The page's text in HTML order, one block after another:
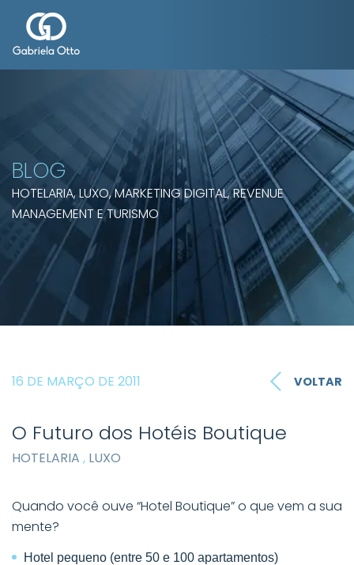
BLOG
HOTELARIA, LUXO, MARKETING DIGITAL, REVENUE
MANAGEMENT E TURISMO
16 DE MARÇO DE 2011 VOLTAR
O Futuro dos Hotéis Boutique
HOTELARIA , LUXO
Quando você ouve “Hotel Boutique” o que vem a sua
mente?
Hotel pequeno (entre 50 e 100 apartamentos)